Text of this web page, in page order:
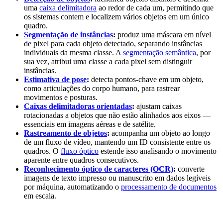
uma caixa delimitadora ao redor de cada um, permitindo que
os sistemas contem e localizem vários objetos em um único
quadro.
Segmentação de instâncias: produz uma máscara em nível
de pixel para cada objeto detectado, separando instâncias
individuais da mesma classe. A segmentação semântica, por
sua vez, atribui uma classe a cada pixel sem distinguir
instâncias.
Estimativa de pose: detecta pontos-chave em um objeto,
como articulações do corpo humano, para rastrear
movimentos e posturas.
Caixas delimitadoras orientadas: ajustam caixas
rotacionadas a objetos que não estão alinhados aos eixos —
essenciais em imagens aéreas e de satélite.
Rastreamento de objetos: acompanha um objeto ao longo
de um fluxo de vídeo, mantendo um ID consistente entre os
quadros. O fluxo óptico estende isso analisando o movimento
aparente entre quadros consecutivos.
Reconhecimento óptico de caracteres (OCR): converte
imagens de texto impresso ou manuscrito em dados legíveis
por máquina, automatizando o processamento de documentos
em escala.